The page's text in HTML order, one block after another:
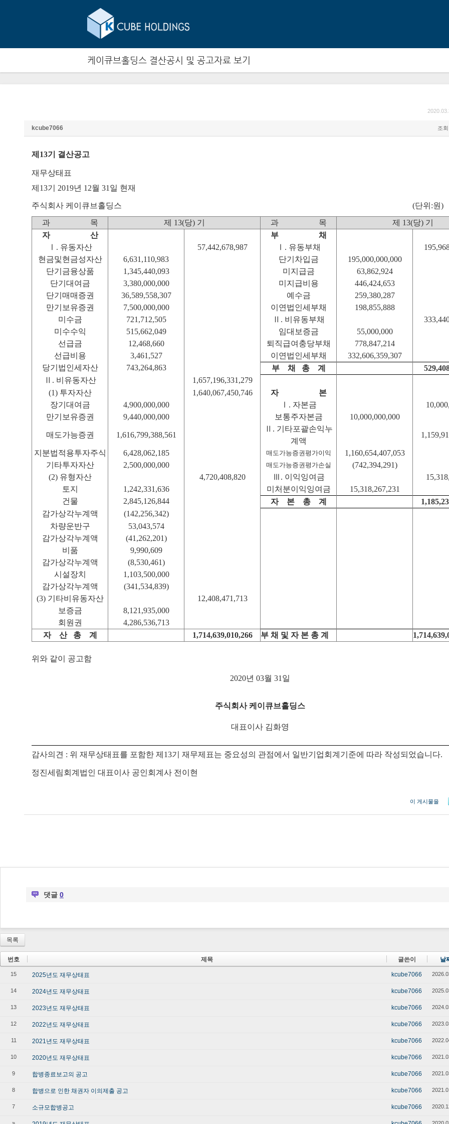
케이큐브홀딩스 결산공시 및 공고자료 보기
kcube7066 조
제13기 결산공고
재무상태표
제13기 2019년 12월 31일 현재
주식회사 케이큐브홀딩스
(단위:원)
과 목
제 13(당) 기 과 목
제 13(당) 기
자 산
부 채
Ⅰ. 유동자산
57,442,678,987 Ⅰ. 유동부채
현금및현금성자산
6,631,110,983 단기차입금
195,000,000,000
단기금융상품
1,345,440,093 미지급금
63,862,924
단기대여금
3,380,000,000 미지급비용
446,424,653
단기매매증권
36,589,558,307 예수금
259,380,287
만기보유증권
7,500,000,000 이연법인세부채
198,855,888
미수금
721,712,505 Ⅱ. 비유동부채
미수수익
515,662,049 임대보증금
55,000,000
선급금
12,468,660 퇴직급여충당부채
778,847,214
선급비용
3,461,527 이연법인세부채
332,606,359,307
당기법인세자산
743,264,863 부 채 총 계
Ⅱ. 비유동자산
1,657,196,331,279
(1) 투자자산
1,640,067,450,746
자 본
장기대여금
4,900,000,000 Ⅰ. 자본금
만기보유증권
9,440,000,000 보통주자본금 10,000,000,000
매도가능증권 1,616,799,388,561
Ⅱ. 기타포괄손익누
계액
지분법적용투자주식 6,428,062,185 매도가능증권평가이익
1,160,654,407,053
기타투자자산
2,500,000,000 매도가능증권평가손실
(742,394,291)
(2) 유형자산
4,720,408,820 Ⅲ. 이익잉여금
토지
1,242,331,636 미처분이익잉여금
15,318,267,231
건물
2,845,126,844 자 본 총 계
감가상각누계액
(142,256,342)
차량운반구
53,043,574
감가상각누계액
(41,262,201)
비품
9,990,609
감가상각누계액
(8,530,461)
시설장치
1,103,500,000
감가상각누계액
(341,534,839)
(3) 기타비유동자산
12,408,471,713
보증금
8,121,935,000
회원권
4,286,536,713
자
산 총 계 1,714,639,010,266 부 채 및 자 본 총 계
위와 같이 공고함
2020년 03월 31일
주식회사 케이큐브홀딩스
대표이사 김화영
감사의견 : 위 재무상태표를 포함한 제13기 재무제표는 중요성의 관점에서 일반기업회계기준에 따라 작성되었습니다.
정진세림회계법인 대표이사 공인회계사 전이현
이 게시물을
댓글 0
목록
번호 제목 글쓴이 날
15 2025년도 재무상태표 kcube7066
14 2024년도 재무상태표 kcube7066
13 2023년도 재무상태표 kcube7066
12 2022년도 재무상태표 kcube7066
11 2021년도 재무상태표 kcube7066
10 2020년도 재무상태표 kcube7066
9 합병종료보고의 공고 kcube7066
8 합병으로 인한 채권자 이의제출 공고 kcube7066
7 소규모합병공고 kcube7066